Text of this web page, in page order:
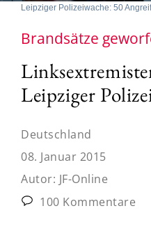
Leipziger Polizeiwache: 50
Brandsätze
Leipziger
Deutschland
08. Januar 2015
Autor: JF-Online
100 Kommentare